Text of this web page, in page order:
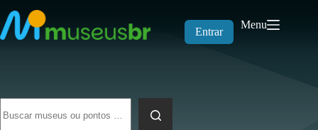
para
o
conteúdo
Entrar
Menu
resultados